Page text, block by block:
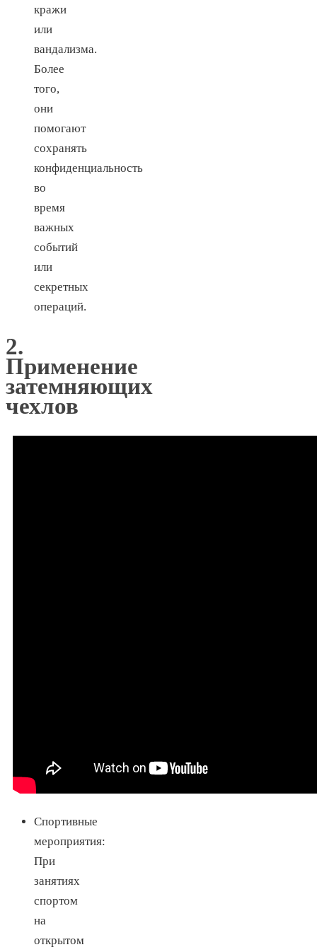
кражи
или
вандализма.
Более
того,
они
помогают
сохранять
конфиденциальность
во
время
важных
событий
или
секретных
операций.
2.
Применение
затемняющих
чехлов
Спортивные
мероприятия:
При
занятиях
спортом
на
открытом